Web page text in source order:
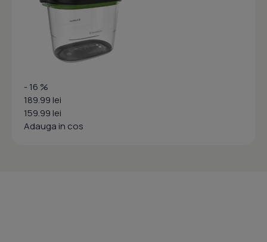
- 16 %
189.99 lei
159.99 lei
Adauga in cos